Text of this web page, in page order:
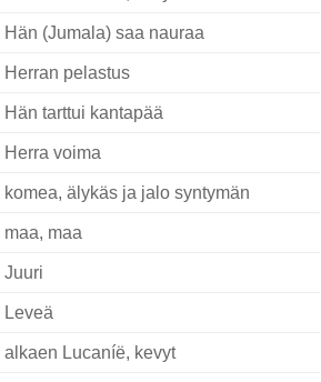
Hän (Jumala) saa nauraa
Herran pelastus
Hän tarttui kantapää
Herra voima
komea, älykäs ja jalo syntymän
maa, maa
Juuri
Leveä
alkaen Lucaníë, kevyt